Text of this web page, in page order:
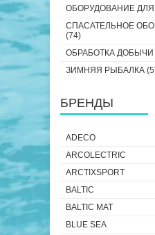
ОБОРУДОВАНИЕ ДЛЯ
СПАСАТЕЛЬНОЕ
(74)
ОБРАБОТКА ДОБЫЧИ
ЗИМНЯЯ РЫБАЛКА
БРЕНДЫ
ADECO
ARCOLECTRIC
ARCTIXSPORT
BALTIC
BALTIC MAT
BLUE SEA